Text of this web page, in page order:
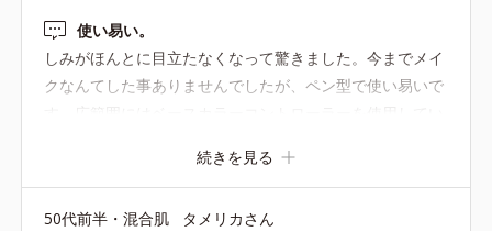
使い易い。
しみがほんとに目立たなくなって驚きました。今までメイ
クなんてした事ありませんでしたが、ペン型で使い易いで
続きを見る
50代前半・混合肌 タメリカさん